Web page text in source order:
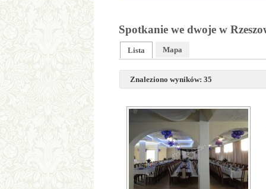
Spotkanie we dwoje w
Lista Mapa
Znaleziono wyników: 35